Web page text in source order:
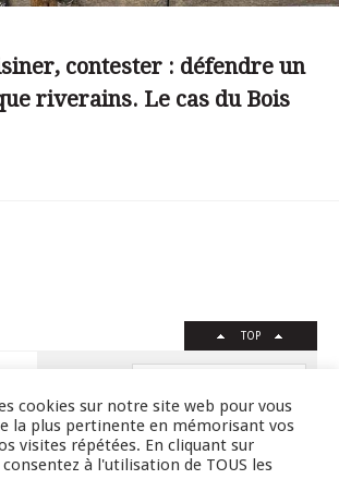
contester : défendre un
riverains. Le cas du Bois
TOP
RSS Plan du site
cookies sur notre site web pour vous
la plus pertinente en mémorisant vos
visites répétées. En cliquant sur
à l'utilisation de TOUS les